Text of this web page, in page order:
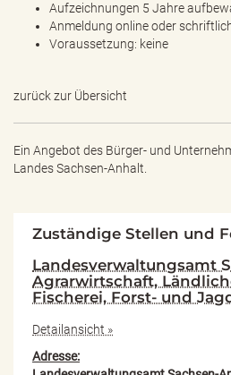
Aufzeichnungen 5 Jahre
Anmeldung online oder
Voraussetzung: keine
zurück zur Übersicht
Ein Angebot des Bürger- und
Landes Sachsen-Anhalt.
Zuständige Stellen und
Landesverwaltungsamt
Agrarwirtschaft,
Fischerei, Forst- und
Detailansicht »
Adresse: